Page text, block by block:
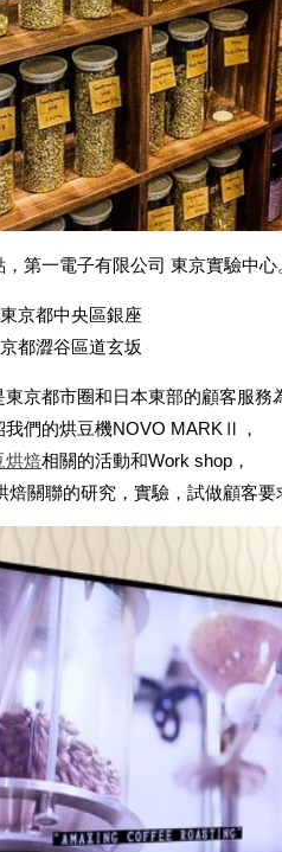
第一電子有限公司 東京實驗中心
京都中央區銀座
都澀谷區道玄坂
東京都市圈和日本東部的顧客服務
我們的烘豆機NOVO MARKⅡ，
烘焙相關的活動和Work shop，
關聯的研究，實驗，試做顧客要